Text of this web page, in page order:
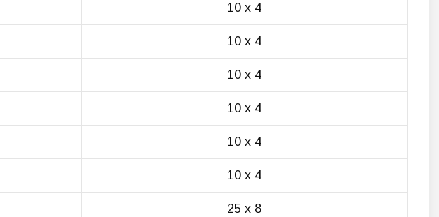
10 х 4
10 х 4
10 х 4
10 х 4
10 х 4
10 х 4
25 х 8